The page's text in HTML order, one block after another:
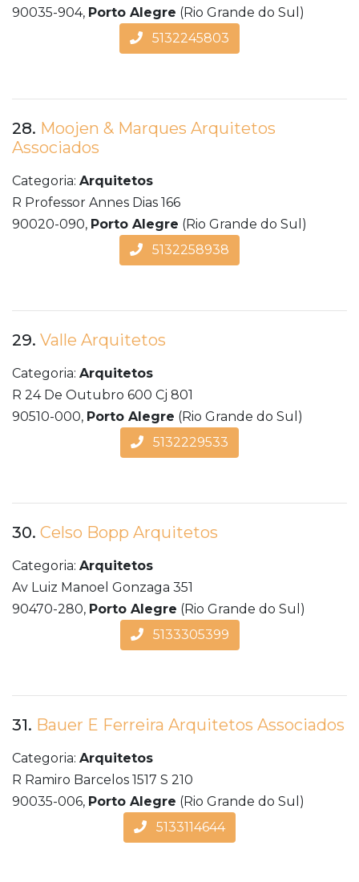
90035-904, Porto Alegre (Rio Grande do Sul)
5132245803
28. Moojen & Marques Arquitetos
Associados
Categoria: Arquitetos
R Professor Annes Dias 166
90020-090, Porto Alegre (Rio Grande do Sul)
5132258938
29. Valle Arquitetos
Categoria: Arquitetos
R 24 De Outubro 600 Cj 801
90510-000, Porto Alegre (Rio Grande do Sul)
5132229533
30. Celso Bopp Arquitetos
Categoria: Arquitetos
Av Luiz Manoel Gonzaga 351
90470-280, Porto Alegre (Rio Grande do Sul)
5133305399
31. Bauer E Ferreira Arquitetos Associados
Categoria: Arquitetos
R Ramiro Barcelos 1517 S 210
90035-006, Porto Alegre (Rio Grande do Sul)
5133114644